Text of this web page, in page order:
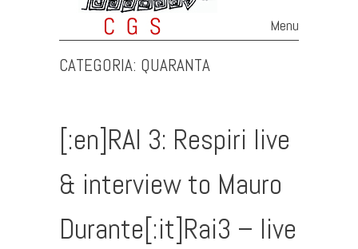
Menu
CATEGORIA: QUARANTA
[:en]RAI 3: Respiri live
& interview to Mauro
Durante[:it]Rai3 – live